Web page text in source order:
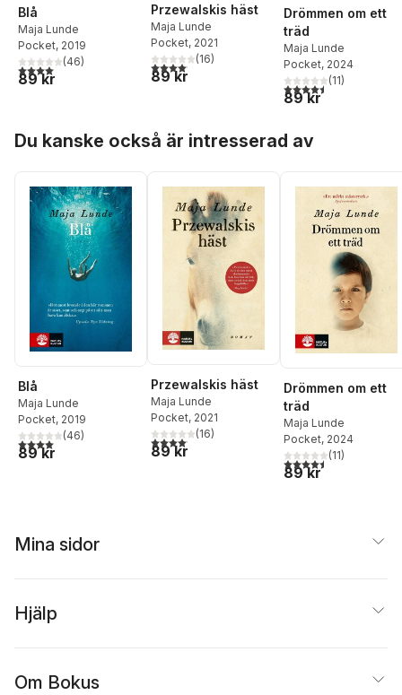
Blå
Maja Lunde
Pocket, 2019
4,0utav 5 stjärnor. Totalt antal röster:
(46)
89 kr
Przewalskis häst
Maja Lunde
Pocket, 2021
4,1utav 5 stjärnor. Totalt antal röster:
(16)
89 kr
Drömmen om ett
träd
Maja Lunde
Pocket, 2024
4,5utav 5 stjärnor.
(11)
89 kr
Du kanske också är intresserad av
Blå
Maja Lunde
Pocket, 2019
4,0utav 5 stjärnor. Totalt antal röster:
(46)
89 kr
Przewalskis häst
Maja Lunde
Pocket, 2021
4,1utav 5 stjärnor. Totalt antal röster:
(16)
89 kr
Drömmen om ett
träd
Maja Lunde
Pocket, 2024
4,5utav 5 stjärnor.
(11)
89 kr
Mina sidor
Hjälp
Om Bokus